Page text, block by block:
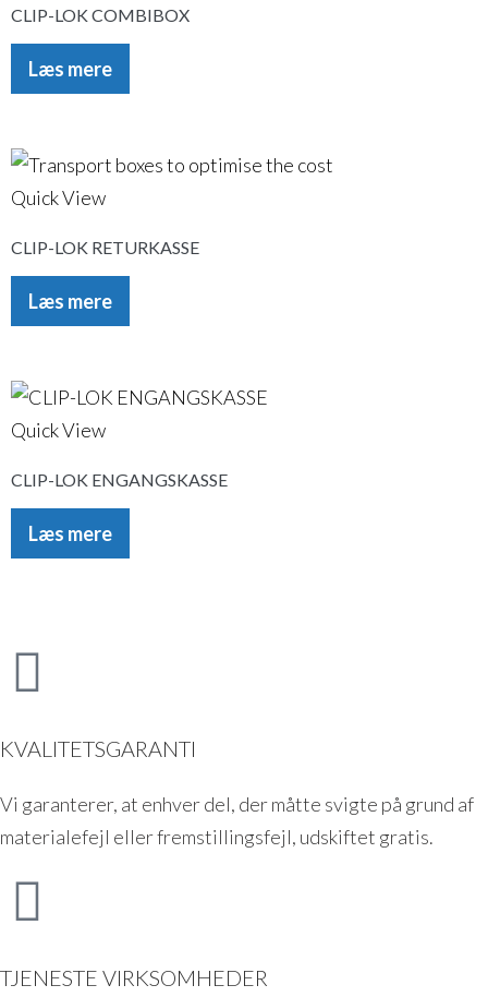
CLIP-LOK COMBIBOX
Læs mere
Quick View
CLIP-LOK RETURKASSE
Læs mere
Quick View
CLIP-LOK ENGANGSKASSE
Læs mere
KVALITETSGARANTI
Vi garanterer, at enhver del, der måtte svigte på grund af
materialefejl eller fremstillingsfejl, udskiftet gratis.
TJENESTE VIRKSOMHEDER